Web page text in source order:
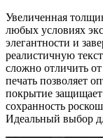
Увеличенная
любых условиях
элегантности и
реалистичную
сложно отличить
печать позволяет
покрытие
сохранность
Идеальный выбор